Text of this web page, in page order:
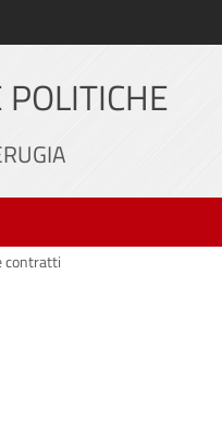
contratti